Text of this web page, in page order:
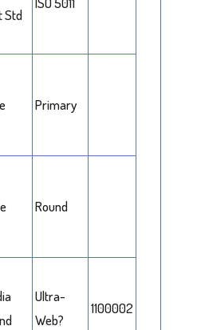
Std
Primary
Round
Ultra-
Web?
1100002